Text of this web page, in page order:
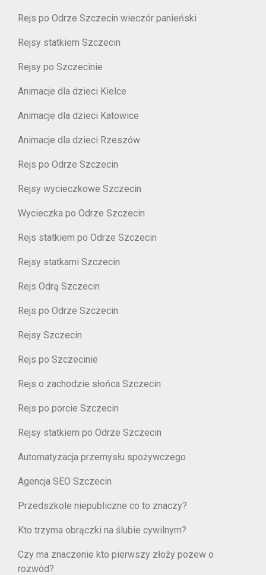
Rejs po Odrze Szczecin wieczór panieński
Rejsy statkiem Szczecin
Rejsy po Szczecinie
Animacje dla dzieci Kielce
Animacje dla dzieci Katowice
Animacje dla dzieci Rzeszów
Rejs po Odrze Szczecin
Rejsy wycieczkowe Szczecin
Wycieczka po Odrze Szczecin
Rejs statkiem po Odrze Szczecin
Rejsy statkami Szczecin
Rejs Odrą Szczecin
Rejs po Odrze Szczecin
Rejsy Szczecin
Rejs po Szczecinie
Rejs o zachodzie słońca Szczecin
Rejs po porcie Szczecin
Rejsy statkiem po Odrze Szczecin
Automatyzacja przemysłu spożywczego
Agencja SEO Szczecin
Przedszkole niepubliczne co to znaczy?
Kto trzyma obrączki na ślubie cywilnym?
Czy ma znaczenie kto pierwszy złoży pozew o
rozwód?